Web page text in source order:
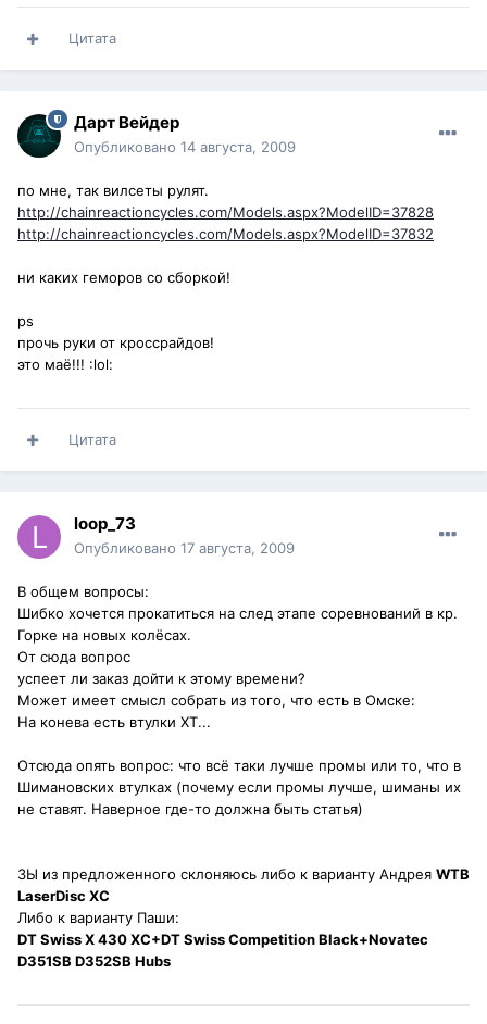
Цитата
Дарт Вейдер
Опубликовано 14 августа, 2009
по мне, так вилсеты рулят.
http://chainreactioncycles.com/Models.aspx?ModelID=37828
http://chainreactioncycles.com/Models.aspx?ModelID=37832
ни каких геморов со сборкой!
ps
прочь руки от кроссрайдов!
это маё!!! :lol:
Цитата
loop_73
Опубликовано 17 августа, 2009
В общем вопросы:
Шибко хочется прокатиться на след этапе соревнований в кр.
Горке на новых колёсах.
От сюда вопрос
успеет ли заказ дойти к этому времени?
Может имеет смысл собрать из того, что есть в Омске:
На конева есть втулки XT...
Отсюда опять вопрос: что всё таки лучше промы или то, что в
Шимановских втулках (почему если промы лучше, шиманы их
не ставят. Наверное где-то должна быть статья)
ЗЫ из предложенного склоняюсь либо к варианту Андрея WTB
LaserDisc XC
Либо к варианту Паши:
DT Swiss X 430 XC+DT Swiss Competition Black+Novatec
D351SB D352SB Hubs